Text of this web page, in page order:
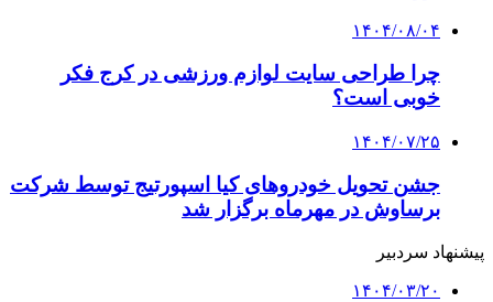
۱۴۰۴/۰۸/۰۴
چرا طراحی سایت لوازم ورزشی در کرج فکر
خوبی است؟
۱۴۰۴/۰۷/۲۵
جشن تحویل خودروهای کیا اسپورتیج توسط شرکت
برساوش در مهرماه برگزار شد
پیشنهاد سردبیر
۱۴۰۴/۰۳/۲۰